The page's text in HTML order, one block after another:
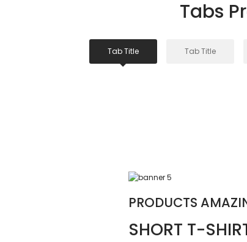
Tabs
Tab Title Tab Title
PRODUCTS
SHORT T-